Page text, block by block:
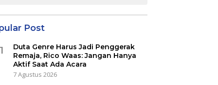
Post
Duta Genre Harus Jadi Penggerak
Remaja, Rico Waas: Jangan Hanya
Aktif Saat Ada Acara
7 Agustus 2026